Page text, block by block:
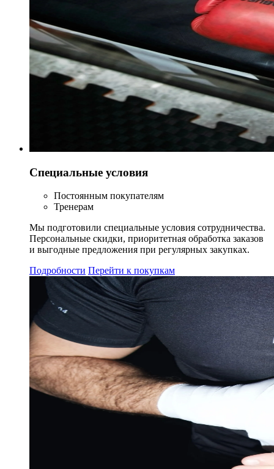
Специальные условия
Постоянным покупателям
Тренерам
Мы подготовили специальные условия сотрудничества.
Персональные скидки, приоритетная обработка заказов
и выгодные предложения при регулярных закупках.
Подробности Перейти к покупкам